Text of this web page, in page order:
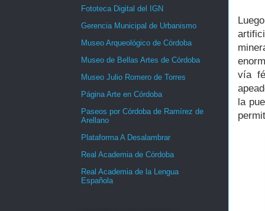
vía
la
Fototeca Digital del IGN
Gerencia Municipal de Urbanismo
Museo Arqueológico de Córdoba
Museo de Bellas Artes de Córdoba
Museo Julio Romero de Torres
Página Arte en Córdoba
Paseos por Córdoba de Ramírez de
Arellano
Plataforma A Desalambrar
Real Academia de Córdoba
Real Academia de la Lengua
Española